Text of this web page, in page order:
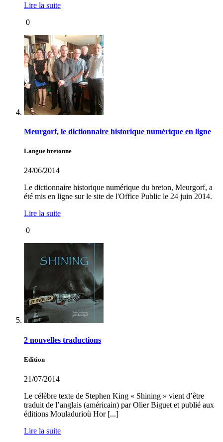
Lire la suite
0
Meurgorf, le dictionnaire historique numérique en ligne
Langue bretonne
24/06/2014
Le dictionnaire historique numérique du breton, Meurgorf, a
été mis en ligne sur le site de l'Office Public le 24 juin 2014.
Lire la suite
0
2 nouvelles traductions
Edition
21/07/2014
Le célèbre texte de Stephen King « Shining » vient d’être
traduit de l’anglais (américain) par Olier Biguet et publié aux
éditions Mouladurioù Hor [...]
Lire la suite